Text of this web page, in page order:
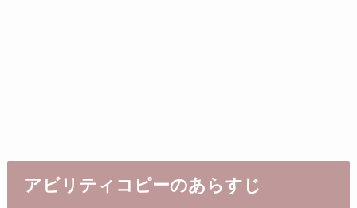
アビリティコピーのあらすじ